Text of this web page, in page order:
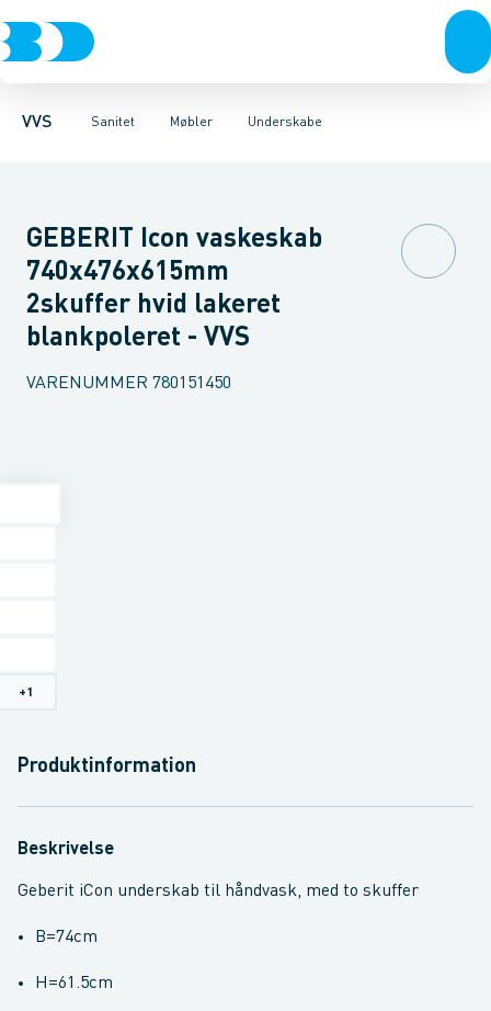
VVS Sanitet
Rør & fittingsPressfittings & rørKuglehaner & ventiler
Møbler
Toiletter, sæder og cisterner VaskeArmaturer
Underskabe
Møbelsæt & pakkerUnderskabeHøjskabe
GEBERIT Icon vaskeskab
740x476x615mm
2skuffer hvid lakeret
blankpoleret - VVS
VARENUMMER 780151450
+1
Produktinformation
Beskrivelse
Geberit iCon underskab til håndvask, med to skuffer
B=74cm
H=61.5cm